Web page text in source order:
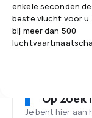
enkele seconden de
beste vlucht voor u
bij meer dan 500
Op zoek
Je bent hier aan